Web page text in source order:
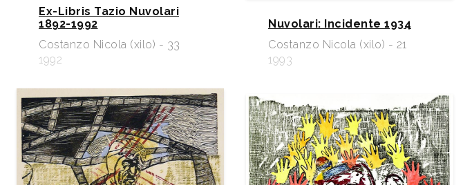
Ex-Libris Tazio Nuvolari
1892-1992
Costanzo Nicola (xilo) - 33
1992
Nuvolari: Incidente 1934
Costanzo Nicola (xilo) - 21
1993